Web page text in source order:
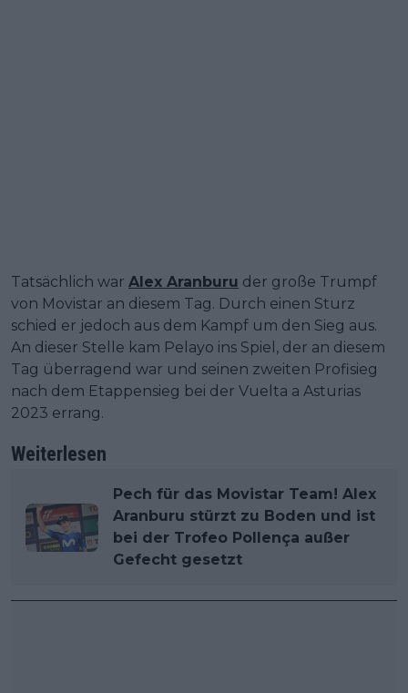
Tatsächlich war Alex Aranburu der große Trumpf
von Movistar an diesem Tag. Durch einen Sturz
schied er jedoch aus dem Kampf um den Sieg aus.
An dieser Stelle kam Pelayo ins Spiel, der an diesem
Tag überragend war und seinen zweiten Profisieg
nach dem Etappensieg bei der Vuelta a Asturias
2023 errang.
Weiterlesen
Pech für das Movistar Team! Alex
Aranburu stürzt zu Boden und ist
bei der Trofeo Pollença außer
Gefecht gesetzt